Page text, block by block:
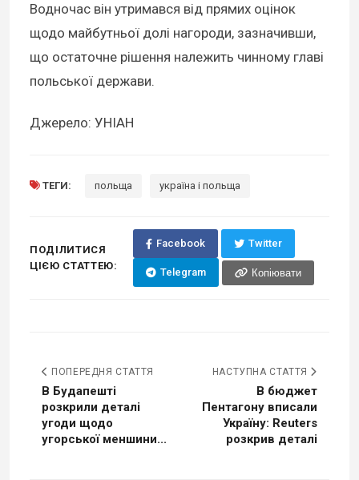
Водночас він утримався від прямих оцінок
щодо майбутньої долі нагороди, зазначивши,
що остаточне рішення належить чинному главі
польської держави.
Джерело: УНІАН
ТЕГИ: польща україна і польща
ПОДІЛИТИСЯ
ЦІЄЮ СТАТТЕЮ:
Facebook Twitter
Telegram Копіювати
ПОПЕРЕДНЯ СТАТТЯ
В Будапешті
розкрили деталі
угоди щодо
угорської меншини...
НАСТУПНА СТАТТЯ
В бюджет
Пентагону вписали
Україну: Reuters
розкрив деталі